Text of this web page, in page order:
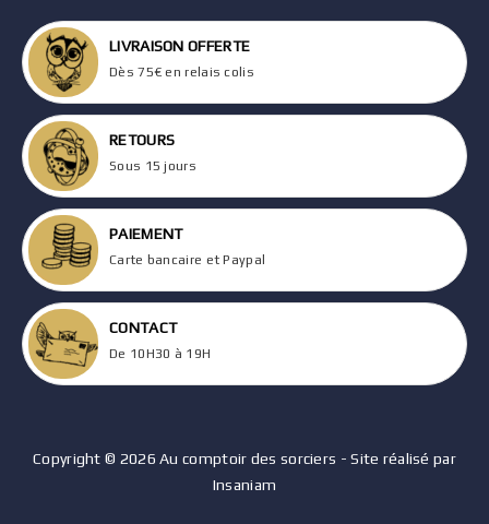
LIVRAISON OFFERTE
Dès 75€ en relais colis
RETOURS
Sous 15 jours
PAIEMENT
Carte bancaire et Paypal
CONTACT
De 10H30 à 19H
Copyright © 2026 Au comptoir des sorciers - Site réalisé par
Insaniam